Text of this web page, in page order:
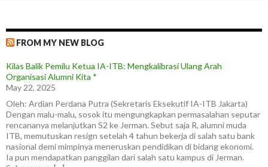
FROM MY NEW BLOG
Kilas Balik Pemilu Ketua IA-ITB: Mengkalibrasi Ulang Arah
Organisasi Alumni Kita *
May 22, 2025
Oleh: Ardian Perdana Putra (Sekretaris Eksekutif IA-ITB Jakarta)
Dengan malu-malu, sosok itu mengungkapkan permasalahan seputar
rencananya melanjutkan S2 ke Jerman. Sebut saja R, alumni muda
ITB, memutuskan resign setelah 4 tahun bekerja di salah satu bank
nasional demi mimpinya meneruskan pendidikan di bidang ekonomi.
Ia pun mendapatkan panggilan dari salah satu kampus di Jerman.